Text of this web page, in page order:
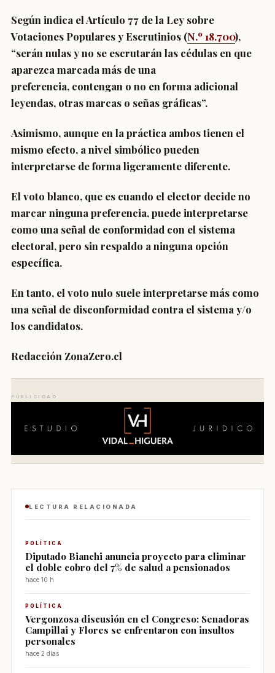
Según indica el Artículo 77 de la Ley sobre
Votaciones Populares y Escrutinios (N.º 18.700),
“serán nulas y no se escrutarán las cédulas en que
aparezca marcada más de una
preferencia, contengan o no en forma adicional
leyendas, otras marcas o señas gráficas”.
Asimismo, aunque en la práctica ambos tienen el
mismo efecto, a nivel simbólico pueden
interpretarse de forma ligeramente diferente.
El voto blanco, que es cuando el elector decide no
marcar ninguna preferencia, puede interpretarse
como una señal de conformidad con el sistema
electoral, pero sin respaldo a ninguna opción
específica.
En tanto, el voto nulo suele interpretarse más como
una señal de disconformidad contra el sistema y/o
los candidatos.
Redacción ZonaZero.cl
PUBLICIDAD
LECTURA RELACIONADA
POLÍTICA
Diputado Bianchi anuncia proyecto para eliminar
el doble cobro del 7% de salud a pensionados
hace 10 h
POLÍTICA
Vergonzosa discusión en el Congreso: Senadoras
Campillai y Flores se enfrentaron con insultos
personales
hace 2 días